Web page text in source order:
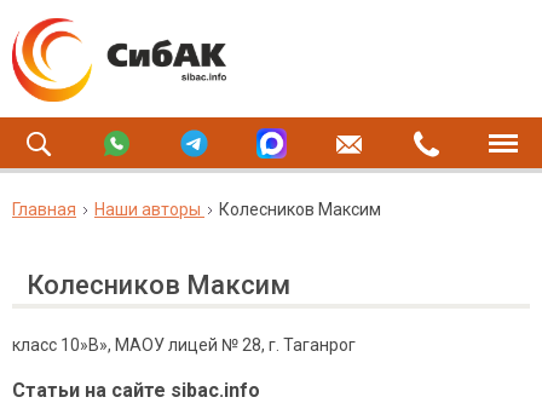
Главная Наши авторы Колесников Максим
Колесников Максим
класс 10»В», МАОУ лицей № 28, г. Таганрог
Статьи на сайте sibac.info